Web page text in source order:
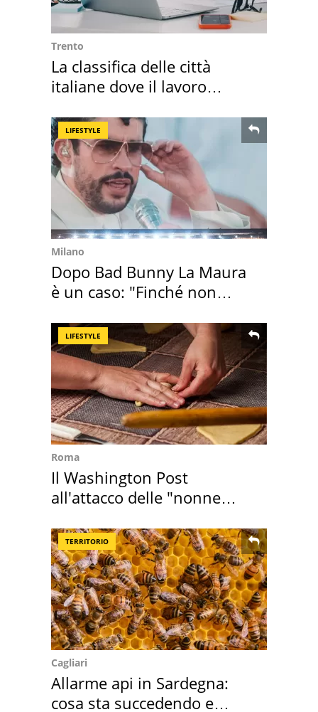
Trento
La classifica delle città
italiane dove il lavoro
LIFESTYLE
Milano
Dopo Bad Bunny La Maura
è un caso: "Finché non
LIFESTYLE
Roma
Il Washington Post
all'attacco delle "nonne
TERRITORIO
Cagliari
Allarme api in Sardegna:
cosa sta succedendo e